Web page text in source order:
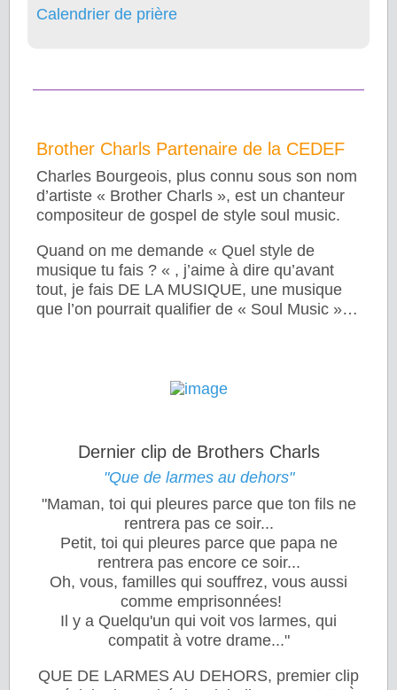
Calendrier de prière
Brother Charls Partenaire de la CEDEF
Charles Bourgeois, plus connu sous son nom
d’artiste « Brother Charls », est un chanteur
compositeur de gospel de style soul music.
Quand on me demande « Quel style de
musique tu fais ? « , j’aime à dire qu’avant
tout, je fais DE LA MUSIQUE, une musique
que l’on pourrait qualifier de « Soul Music »…
Dernier clip de Brothers Charls
"Que de larmes au dehors"
"Maman, toi qui pleures parce que ton fils ne
rentrera pas ce soir...
Petit, toi qui pleures parce que papa ne
rentrera pas encore ce soir...
Oh, vous, familles qui souffrez, vous aussi
comme emprisonnées!
Il y a Quelqu'un qui voit vos larmes, qui
compatit à votre drame..."
QUE DE LARMES AU DEHORS, premier clip